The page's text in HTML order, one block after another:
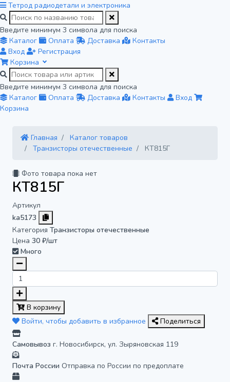
Тетрод радиодетали и электроника
Введите минимум 3 символа для поиска
Каталог
Оплата Доставка
Контакты
Вход
Регистрация
Корзина
Введите минимум 3 символа для поиска
Каталог
Оплата Доставка Контакты
Вход
Корзина
Главная
Каталог товаров
Транзисторы отечественные
КТ815Г
Фото товара пока нет
КТ815Г
Артикул
ka5173
Категория Транзисторы отечественные
Цена 30 ₽/шт
Много
В корзину
Войти, чтобы добавить в избранное
Поделиться
Самовывоз г. Новосибирск, ул. Зыряновская 119
Почта России Отправка по России по предоплате